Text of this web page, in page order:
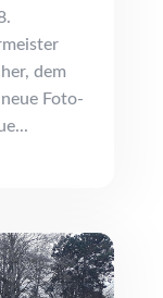
dem
Foto-